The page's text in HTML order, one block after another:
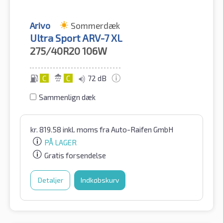
Arivo Sommerdæk
Ultra Sport ARV-7 XL
275/40R20106W
C C 72 dB
Sammenlign dæk
kr. 819.58 inkl. moms fra Auto-Raifen GmbH
PÅ LAGER
Gratis forsendelse
Detaljer Indkøbskurv